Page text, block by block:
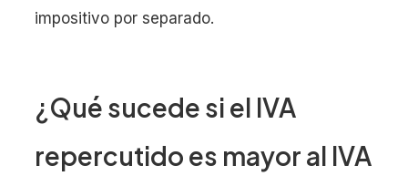
impositivo por separado.
¿Qué sucede si el IVA
repercutido es mayor al IVA